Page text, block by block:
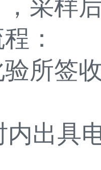
采样
：
签收
具电